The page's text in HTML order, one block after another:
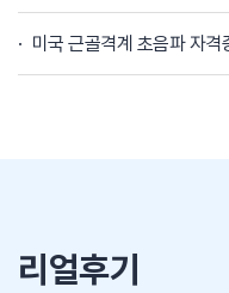
미국 근골격계 초음파 자
리얼후기